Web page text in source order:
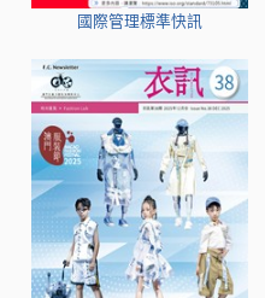
國際管理標準快訊